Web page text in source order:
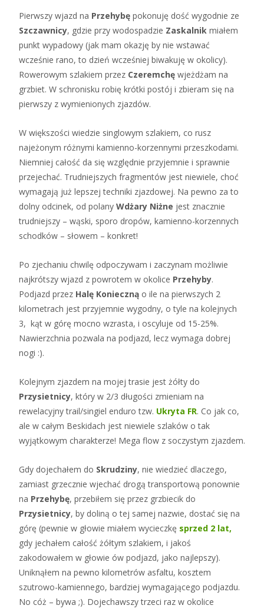
Pierwszy wjazd na Przehybę pokonuję dość wygodnie ze
Szczawnicy, gdzie przy wodospadzie Zaskalnik miałem
punkt wypadowy (jak mam okazję by nie wstawać
wcześnie rano, to dzień wcześniej biwakuję w okolicy).
Rowerowym szlakiem przez Czeremchę wjeżdżam na
grzbiet. W schronisku robię krótki postój i zbieram się na
pierwszy z wymienionych zjazdów.
W większości wiedzie singlowym szlakiem, co rusz
najeżonym różnymi kamienno-korzennymi przeszkodami.
Niemniej całość da się względnie przyjemnie i sprawnie
przejechać. Trudniejszych fragmentów jest niewiele, choć
wymagają już lepszej techniki zjazdowej. Na pewno za to
dolny odcinek, od polany Wdżary Niżne jest znacznie
trudniejszy – wąski, sporo dropów, kamienno-korzennych
schodków – słowem – konkret!
Po zjechaniu chwilę odpoczywam i zaczynam możliwie
najkrótszy wjazd z powrotem w okolice Przehyby.
Podjazd przez Halę Konieczną o ile na pierwszych 2
kilometrach jest przyjemnie wygodny, o tyle na kolejnych
3, kąt w górę mocno wzrasta, i oscyluje od 15-25%.
Nawierzchnia pozwala na podjazd, lecz wymaga dobrej
nogi :).
Kolejnym zjazdem na mojej trasie jest żółty do
Przysietnicy, który w 2/3 długości zmieniam na
rewelacyjny trail/singiel enduro tzw. Ukryta FR. Co jak co,
ale w całym Beskidach jest niewiele szlaków o tak
wyjątkowym charakterze! Mega flow z soczystym zjazdem.
Gdy dojechałem do Skrudziny, nie wiedzieć dlaczego,
zamiast grzecznie wjechać drogą transportową ponownie
na Przehybę, przebiłem się przez grzbiecik do
Przysietnicy, by doliną o tej samej nazwie, dostać się na
górę (pewnie w głowie miałem wycieczkę sprzed 2 lat,
gdy jechałem całość żółtym szlakiem, i jakoś
zakodowałem w głowie ów podjazd, jako najlepszy).
Uniknąłem na pewno kilometrów asfaltu, kosztem
szutrowo-kamiennego, bardziej wymagającego podjazdu.
No cóż – bywa ;). Dojechawszy trzeci raz w okolice